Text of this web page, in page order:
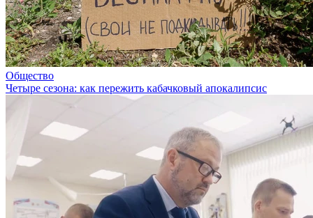
Общество
Четыре сезона: как пережить кабачковый апокалипсис